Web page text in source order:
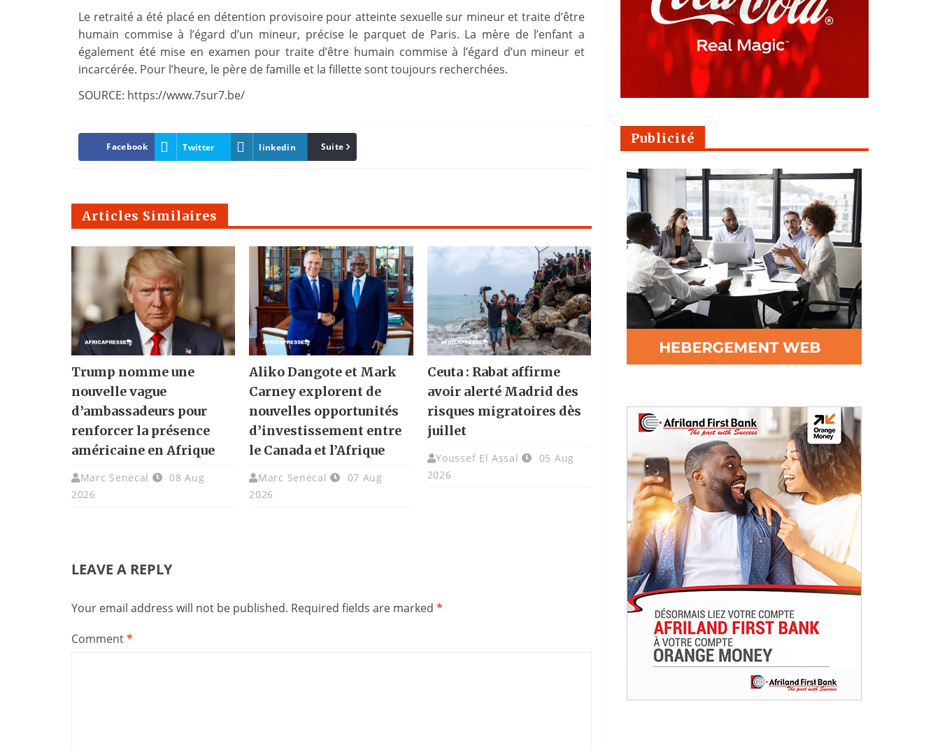
Le retraité a été placé en détention provisoire pour atteinte sexuelle sur mineur et traite d’être
humain commise à l’égard d’un mineur, précise le parquet de Paris. La mère de l’enfant a
également été mise en examen pour traite d’être humain commise à l’égard d’un mineur et
incarcérée. Pour l’heure, le père de famille et la fillette sont toujours recherchées.
SOURCE: https://www.7sur7.be/
Facebook Twitter linkedin Pinterest
Suite
Articles Similaires
Trump nomme une
nouvelle vague
d’ambassadeurs pour
renforcer la présence
américaine en Afrique
Marc Senecal
08 Aug
2026
Aliko Dangote et Mark
Carney explorent de
nouvelles opportunités
d’investissement entre
le Canada et l’Afrique
Marc Senecal
07 Aug
2026
Ceuta : Rabat affirme
avoir alerté Madrid des
risques migratoires dès
juillet
Youssef El Assal
05 Aug
2026
LEAVE A REPLY
Your email address will not be published. Required fields are marked *
Comment*
Publicité